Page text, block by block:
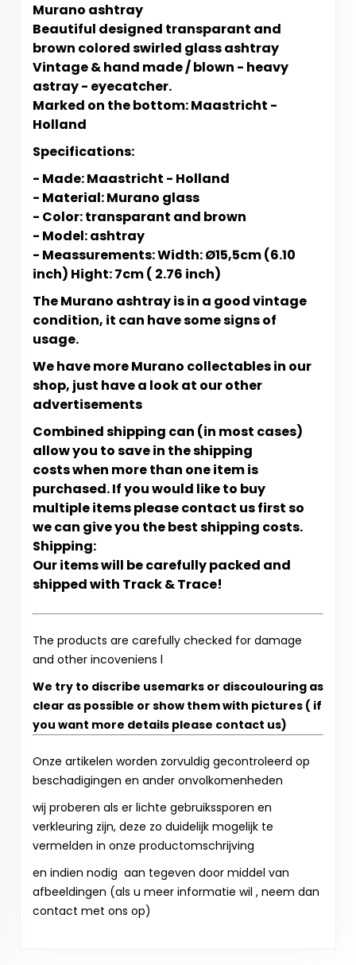
Murano ashtray
Beautiful designed transparant and
brown colored swirled glass ashtray
Vintage & hand made / blown - heavy
astray - eyecatcher.
Marked on the bottom: Maastricht -
Holland
Specifications:
- Made: Maastricht - Holland
- Material: Murano glass
- Color: transparant and brown
- Model: ashtray
- Meassurements: Width: Ø15,5cm (6.10
inch) Hight: 7cm ( 2.76 inch)
The Murano ashtray is in a good vintage
condition, it can have some signs of
usage.
We have more Murano collectables in our
shop, just have a look at our other
advertisements
Combined shipping can (in most cases)
allow you to save in the shipping
costs when more than one item is
purchased. If you would like to buy
multiple items please contact us first so
we can give you the best shipping costs.
Shipping:
Our items will be carefully packed and
shipped with Track & Trace!
The products are carefully checked for damage
and other incoveniens l
We try to discribe usemarks or discoulouring as
clear as possible or show them with pictures ( if
you want more details please contact us)
Onze artikelen worden zorvuldig gecontroleerd op
beschadigingen en ander onvolkomenheden
wij proberen als er lichte gebruikssporen en
verkleuring zijn, deze zo duidelijk mogelijk te
vermelden in onze productomschrijving
en indien nodig aan tegeven door middel van
afbeeldingen (als u meer informatie wil , neem dan
contact met ons op)